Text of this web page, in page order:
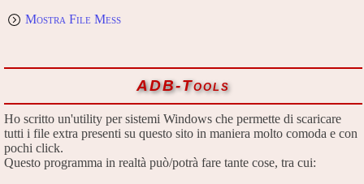
Mostra File Mess
ADB-Tools
Ho scritto un'utility per sistemi Windows che permette di scaricare
tutti i file extra presenti su questo sito in maniera molto comoda e con
pochi click.
Questo programma in realtà può/potrà fare tante cose, tra cui: